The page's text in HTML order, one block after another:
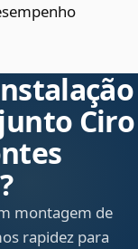
Ciro
montagem de
rapidez para